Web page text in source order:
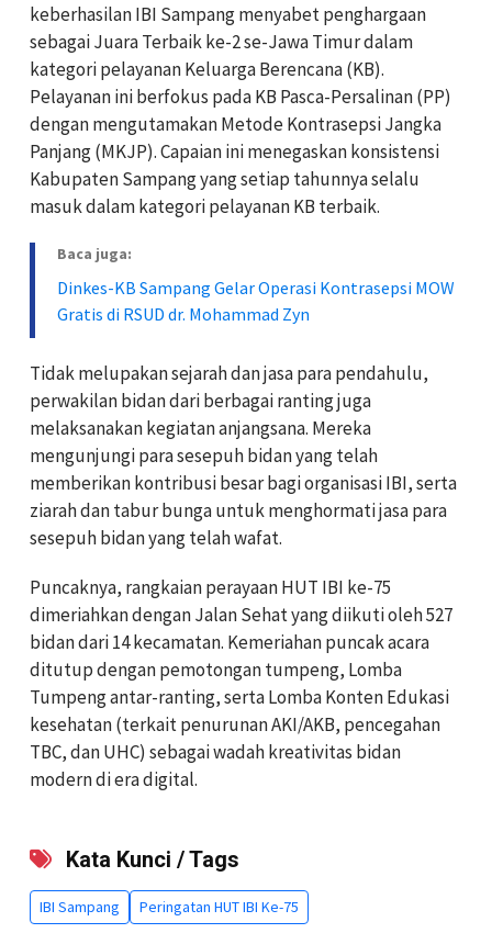
keberhasilan IBI Sampang menyabet penghargaan
sebagai Juara Terbaik ke-2 se-Jawa Timur dalam
kategori pelayanan Keluarga Berencana (KB).
Pelayanan ini berfokus pada KB Pasca-Persalinan (PP)
dengan mengutamakan Metode Kontrasepsi Jangka
Panjang (MKJP). Capaian ini menegaskan konsistensi
Kabupaten Sampang yang setiap tahunnya selalu
masuk dalam kategori pelayanan KB terbaik.
Baca juga:
Dinkes-KB Sampang Gelar Operasi Kontrasepsi MOW
Gratis di RSUD dr. Mohammad Zyn
Tidak melupakan sejarah dan jasa para pendahulu,
perwakilan bidan dari berbagai ranting juga
melaksanakan kegiatan anjangsana. Mereka
mengunjungi para sesepuh bidan yang telah
memberikan kontribusi besar bagi organisasi IBI, serta
ziarah dan tabur bunga untuk menghormati jasa para
sesepuh bidan yang telah wafat.
Puncaknya, rangkaian perayaan HUT IBI ke-75
dimeriahkan dengan Jalan Sehat yang diikuti oleh 527
bidan dari 14 kecamatan. Kemeriahan puncak acara
ditutup dengan pemotongan tumpeng, Lomba
Tumpeng antar-ranting, serta Lomba Konten Edukasi
kesehatan (terkait penurunan AKI/AKB, pencegahan
TBC, dan UHC) sebagai wadah kreativitas bidan
modern di era digital.
Kata Kunci / Tags
IBI Sampang Peringatan HUT IBI Ke-75